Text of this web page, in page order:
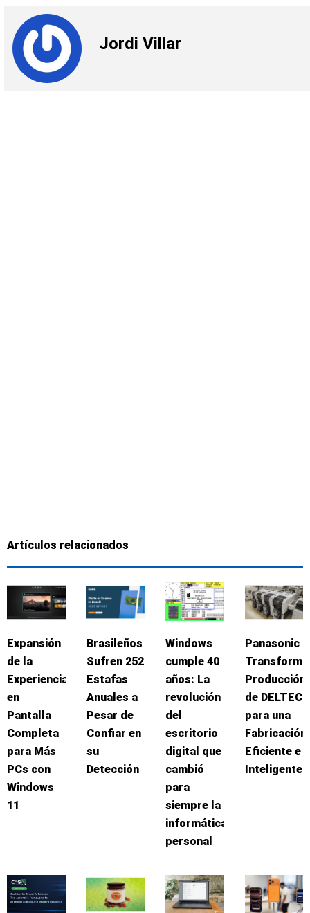
Jordi Villar
Artículos relacionados
Expansión
de la
Experiencia
en
Pantalla
Completa
para Más
PCs con
Windows
11
Brasileños
Sufren 252
Estafas
Anuales a
Pesar de
Confiar en
su
Detección
Windows
cumple 40
años: La
revolución
del
escritorio
digital que
cambió
para
siempre la
informática
personal
Panasonic
Transforma
Producción
de DELTEC
para una
Fabricación
Eficiente e
Inteligente